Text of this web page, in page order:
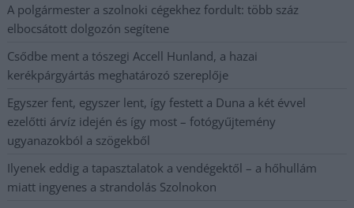
A polgármester a szolnoki cégekhez fordult: több száz
elbocsátott dolgozón segítene
Csődbe ment a tószegi Accell Hunland, a hazai
kerékpárgyártás meghatározó szereplője
Egyszer fent, egyszer lent, így festett a Duna a két évvel
ezelőtti árvíz idején és így most – fotógyűjtemény
ugyanazokból a szögekből
Ilyenek eddig a tapasztalatok a vendégektől – a hőhullám
miatt ingyenes a strandolás Szolnokon